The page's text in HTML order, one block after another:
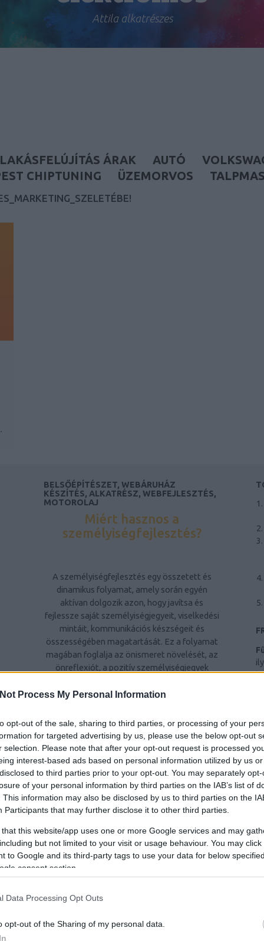
Process My Personal Information
opt-out of the sale, sharing to third parties, or processing of your
for targeted advertising by us, please use the below opt-out
selection. Please note that after your opt-out request is processed
interest-based ads based on personal information utilized by us
to third parties prior to your opt-out. You may separately
of your personal information by third parties on the IAB’s list of
This information may also be disclosed by us to third parties on the
Participants that may further disclose it to other third parties.
that this website/app uses one or more Google services and may
but not limited to your visit or usage behaviour. You may
to Google and its third-party tags to use your data for below
consent section.
Data Processing Opt Outs
opt-out of the Sharing of my personal data.
Attila alkatrészes
LAKÁSFELÚJÍTÁS ÁRAK AUTÓ
CHIPTUNING
ÜZEMORVOS
)
BELSŐÉPÍTÉSZET, WEBÁRUHÁZ
KÉSZÍTÉS, ALKATRÉSZ, WEBFEJLESZTÉS,
MOTOROLAJ
Miért hasznos a
személyiségfejlesztés?
A személyiségfejlesztés egy összetett és
dinamikus folyamat, amely során egyén
aktívan dolgozik azon, hogy javítsa és
fejlessze saját személyiségjegyeit, viselkedési
mintáit, kommunikációs készségeit és
összességében magatartását. Ez a folyamat
magában foglalja az önismeret növelését, az
önreflexiót, a pozitív személyiségjegyek
tulajdonságok csökkentését vagy
hogy egyén kiegyensúlyozottabb,
elégedettebb életet éljen, jobban kezelje a
stresszt és konfliktusokat, hatékonyabban
kommunikáljon másokkal, és pozitívan
hatással legyen környezetére.
A személyiségfejlesztés fontossága
A személyiségfejlesztés alapvető
jelentőséggel bír, mivel közvetlenül
befolyásolja az egyén önképét, önbizalmát,
kapcsolatait és szakmai teljesítményét. A
fejlesztési folyamat révén az egyén képessé
válik arra, hogy jobban megértse saját magát
és másokat, ami lehetővé teszi számára,
hogy tudatosabban alakítsa életét és
interakcióit.